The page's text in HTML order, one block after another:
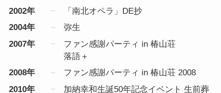
2002年
「南北オペラ」DE抄
2004年
弥生
2007年
ファン感謝パーティ in 椿山荘
落語＋
2008年
ファン感謝パーティ in 椿山荘 2008
2010年
加納幸和生誕50年記念イベント 生前葬